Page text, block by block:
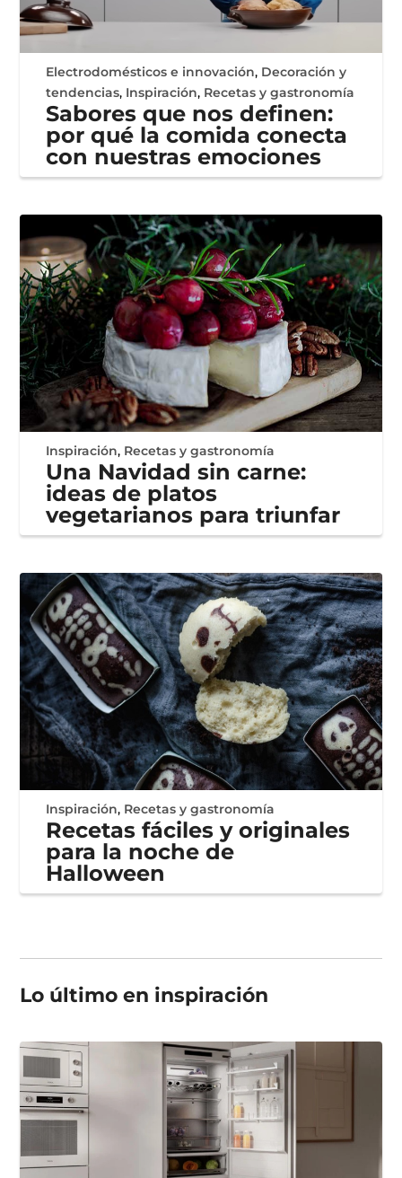
Electrodomésticos e innovación, Decoración y
tendencias, Inspiración, Recetas y gastronomía
Sabores que nos definen:
por qué la comida conecta
con nuestras emociones
Inspiración, Recetas y gastronomía
Una Navidad sin carne:
ideas de platos
vegetarianos para triunfar
Inspiración, Recetas y gastronomía
Recetas fáciles y originales
para la noche de
Halloween
Lo último en inspiración